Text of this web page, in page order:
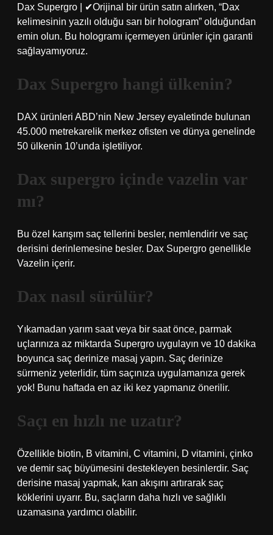
Dax Supergro | ✔Orijinal bir ürün satın alırken, “Dax
kelimesinin yazılı olduğu sarı bir hologram” olduğundan
emin olun. Bu hologramı içermeyen ürünler için garanti
sağlayamıyoruz.
Dax Supergro hangi ülkenin?
DAX ürünleri ABD’nin New Jersey eyaletinde bulunan
45.000 metrekarelik merkez ofisten ve dünya genelinde
50 ülkenin 10’unda işletiliyor.
Dax supergro içinde vazelin var
mı?
Bu özel karışım saç tellerini besler, nemlendirir ve saç
derisini derinlemesine besler. Dax Supergro genellikle
Vazelin içerir.
Dax nasıl sürülür?
Yıkamadan yarım saat veya bir saat önce, parmak
uçlarınıza az miktarda Supergro uygulayın ve 10 dakika
boyunca saç derinize masaj yapın. Saç derinize
sürmeniz yeterlidir, tüm saçınıza uygulamanıza gerek
yok! Bunu haftada en az iki kez yapmanız önerilir.
Saçı en hızlı ne uzatır?
Özellikle biotin, B vitamini, C vitamini, D vitamini, çinko
ve demir saç büyümesini destekleyen besinlerdir. Saç
derisine masaj yapmak, kan akışını artırarak saç
köklerini uyarır. Bu, saçların daha hızlı ve sağlıklı
uzamasına yardımcı olabilir.